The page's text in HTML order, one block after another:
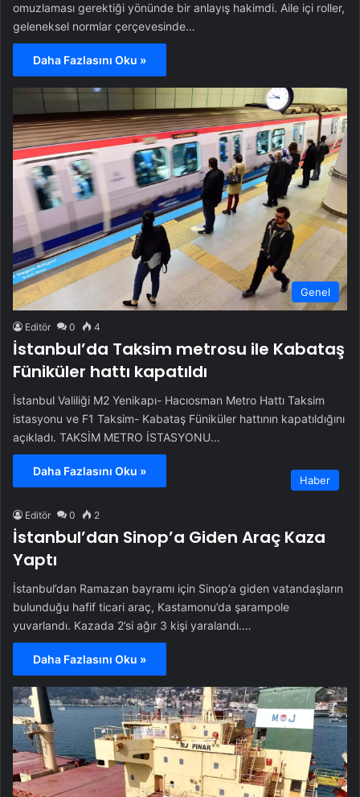
omuzlaması gerektiği yönünde bir anlayış hakimdi. Aile içi roller,
geleneksel normlar çerçevesinde…
Daha Fazlasını Oku »
Genel
Editör 0 4
İstanbul’da Taksim metrosu ile Kabataş
Füniküler hattı kapatıldı
İstanbul Valiliği M2 Yenikapı- Hacıosman Metro Hattı Taksim
istasyonu ve F1 Taksim- Kabataş Füniküler hattının kapatıldığını
açıkladı. TAKSİM METRO İSTASYONU…
Daha Fazlasını Oku »
Haber
Editör 0 2
İstanbul’dan Sinop’a Giden Araç Kaza
Yaptı
İstanbul’dan Ramazan bayramı için Sinop’a giden vatandaşların
bulunduğu hafif ticari araç, Kastamonu’da şarampole
yuvarlandı. Kazada 2’si ağır 3 kişi yaralandı.…
Daha Fazlasını Oku »